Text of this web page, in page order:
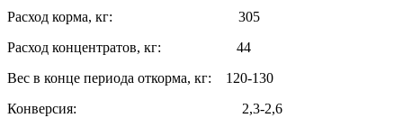
Расход корма, кг: 305
Расход концентратов, кг: 44
Вес в конце периода откорма, кг: 120-130
Конверсия: 2,3-2,6